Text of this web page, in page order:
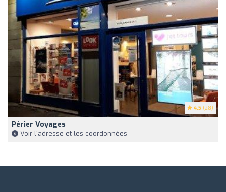
4.5 (28)
Périer Voyages
Voir l'adresse et les coordonnées